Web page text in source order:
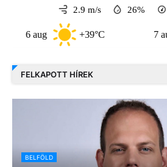
2.9 m/s 26%
+39°C
FELKAPOTT HÍREK
BELFÖLD